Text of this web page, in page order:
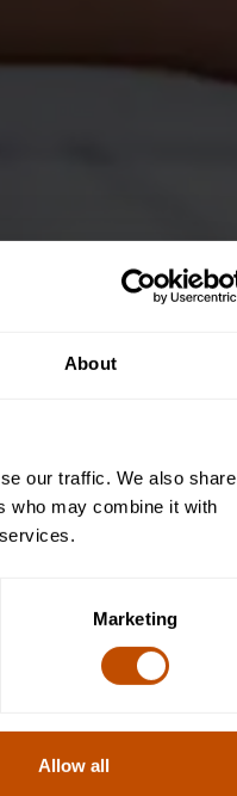
About
our traffic. We also share
who may combine it with
Marketing
Allow all